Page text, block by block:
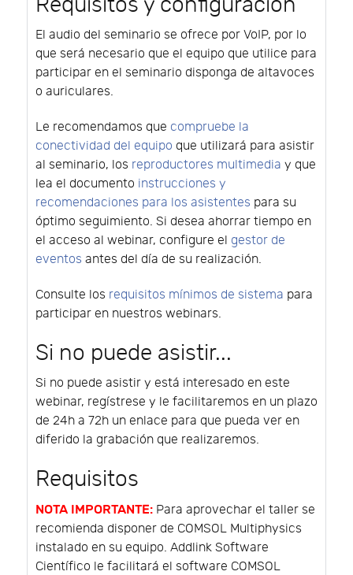
El audio del seminario se ofrece por VoIP, por lo
que será necesario que el equipo que utilice para
participar en el seminario disponga de altavoces
o auriculares.
Le recomendamos que compruebe la
conectividad del equipo que utilizará para asistir
al seminario, los reproductores multimedia y que
lea el documento instrucciones y
recomendaciones para los asistentes para su
óptimo seguimiento. Si desea ahorrar tiempo en
el acceso al webinar, configure el gestor de
eventos antes del día de su realización.
Consulte los requisitos mínimos de sistema para
participar en nuestros webinars.
Si no puede asistir...
Si no puede asistir y está interesado en este
webinar, regístrese y le facilitaremos en un plazo
de 24h a 72h un enlace para que pueda ver en
diferido la grabación que realizaremos.
Requisitos
NOTA IMPORTANTE: Para aprovechar el taller se
recomienda disponer de COMSOL Multiphysics
instalado en su equipo. Addlink Software
Científico le facilitará el software COMSOL